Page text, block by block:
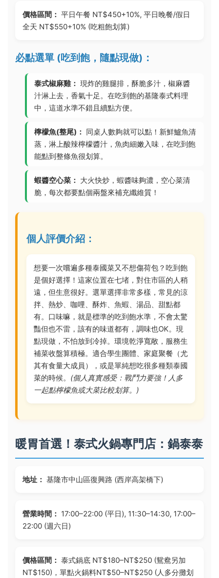
價格區間： 平日午餐 NT$450+10%, 平日晚餐/假日
全天 NT$550+10% (吃粗飽划算)
必點選單 (吃到飽，隨點現做)：
泰式椒麻雞： 現炸的雞腿排，酥脆多汁，椒麻醬
汁淋上去，香氣十足。在吃到飽的基隆泰式料理
中，這道水準不錯且續點方便。
檸檬魚(整尾)： 同桌人數夠就可以點！新鮮鱸魚清
蒸，淋上酸辣檸檬醬汁，魚肉細嫩入味，在吃到飽
能點到整條魚很划算。
蝦醬空心菜： 大火快炒，蝦醬味夠濃，空心菜清
脆，每次都要點個兩盤來補充纖維質！
個人評價介紹：
想要一次嚐遍多種泰國菜又不想傷荷包？吃到飽
是個好選擇！這家位置在七堵，對住市區的人稍
遠，但生意很好。選單選擇非常多樣，常見的涼
拌、熱炒、咖哩、酥炸、魚蝦、湯品、甜點都
有。口味嘛，就是標準的吃到飽水準，不會太驚
豔但也不雷，該有的味道都有，調味也OK。現
點現做，不怕放到冷掉。環境乾淨寬敞，服務生
補菜收盤算積極。適合學生團體、家庭聚餐（尤
其有食量大成員），或是單純想吃很多種類泰國
菜的時候。 (個人真實感受：戰鬥力要強！人多
一起點檸檬魚或大菜比較划算。)
暖胃首選！泰式火鍋專門店：鍋泰泰
地址： 基隆市中山區復興路 (西岸高架橋下)
營業時間： 17:00–22:00 (平日), 11:30–14:30, 17:00–
22:00 (週六日)
價格區間： 泰式鍋底 NT$180–NT$250 (鴛鴦另加
NT$150)，單點火鍋料NT$50–NT$250 (人多分攤划